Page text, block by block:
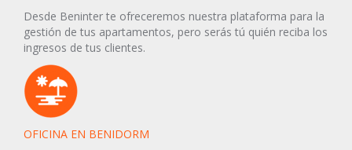
Desde Beninter te ofreceremos nuestra plataforma para la
gestión de tus apartamentos, pero serás tú quién reciba los
ingresos de tus clientes.
OFICINA EN BENIDORM